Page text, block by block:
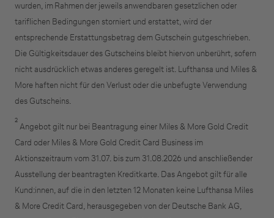
wurden, im Rahmen der jeweils anwendbaren gesetzlichen oder
tariflichen Bedingungen storniert und erstattet, wird der
entsprechende Erstattungsbetrag dem Gutschein gutgeschrieben.
Die Gültigkeitsdauer des Gutscheins bleibt hiervon unberührt, sofern
nicht ausdrücklich etwas anderes geregelt ist. Lufthansa und Miles &
More haften nicht für den Verlust oder die unbefugte Verwendung
des Gutscheins.
2
Angebot gilt nur bei Beantragung einer Miles & More Gold Credit
Card oder Miles & More Gold Credit Card Business im
Aktionszeitraum vom 31.07. bis zum 31.08.2026 und anschließender
Ausstellung der beantragten Kreditkarte. Das Angebot gilt für alle
Kund:innen, auf die in den letzten 12 Monaten keine Lufthansa Miles
& More Credit Card, herausgegeben von der Deutsche Bank AG,
Kreditkarte beantragen
Nutzung? Oder möchten Sie Kreditkarten für Ihr
Über die Auswahl gelangen Sie direkt in den
gewünschten Antrag.